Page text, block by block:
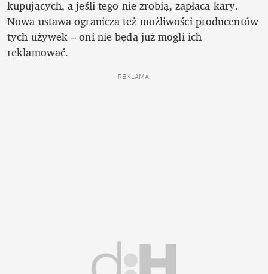
kupujących, a jeśli tego nie zrobią, zapłacą kary.
Nowa ustawa ogranicza też możliwości producentów
tych używek – oni nie będą już mogli ich
reklamować.
REKLAMA